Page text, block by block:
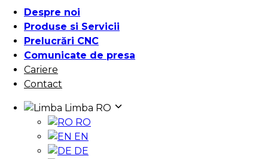
Despre noi
Produse si Servicii
Prelucrări CNC
Comunicate de presa
Cariere
Contact
Limba RO
RO
EN
DE